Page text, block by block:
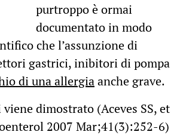
purtroppo è ormai
documentato in modo
che l’assunzione di
gastrici, inibitori di pompa
di una allergiaanche grave.
dimostrato (Aceves SS, et
2007 Mar;41(3):252-6)